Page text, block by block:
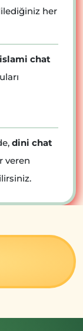
her
islami chat
dini chat
veren